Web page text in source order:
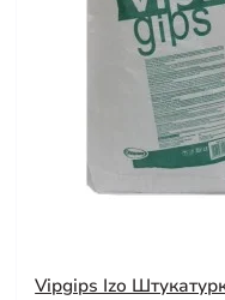
Vipgips Izo